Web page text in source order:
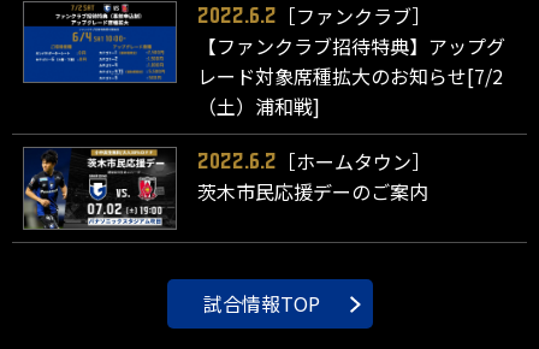
2022.6.2
［ファンクラブ］
【ファンクラブ招待特典】アップグ
レード対象席種拡大のお知らせ[7/2
（土）浦和戦]
2022.6.2
［ホームタウン］
茨木市民応援デーのご案内
試合情報TOP